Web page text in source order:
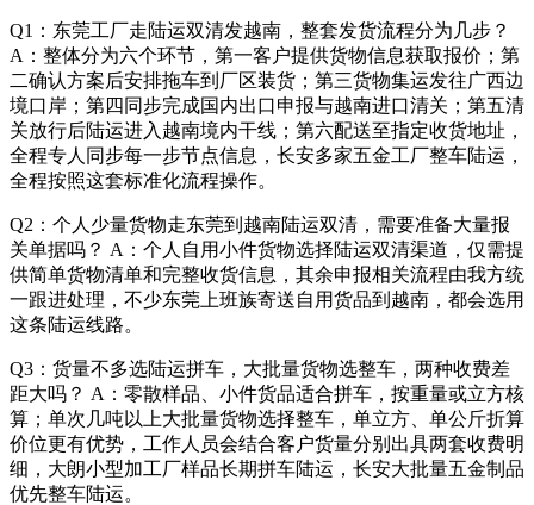
Q1：东莞工厂走陆运双清发越南，整套发货流程分为几步？
A：整体分为六个环节，第一客户提供货物信息获取报价；第
二确认方案后安排拖车到厂区装货；第三货物集运发往广西边
境口岸；第四同步完成国内出口申报与越南进口清关；第五清
关放行后陆运进入越南境内干线；第六配送至指定收货地址，
全程专人同步每一步节点信息，长安多家五金工厂整车陆运，
全程按照这套标准化流程操作。
Q2：个人少量货物走东莞到越南陆运双清，需要准备大量报
关单据吗？ A：个人自用小件货物选择陆运双清渠道，仅需提
供简单货物清单和完整收货信息，其余申报相关流程由我方统
一跟进处理，不少东莞上班族寄送自用货品到越南，都会选用
这条陆运线路。
Q3：货量不多选陆运拼车，大批量货物选整车，两种收费差
距大吗？ A：零散样品、小件货品适合拼车，按重量或立方核
算；单次几吨以上大批量货物选择整车，单立方、单公斤折算
价位更有优势，工作人员会结合客户货量分别出具两套收费明
细，大朗小型加工厂样品长期拼车陆运，长安大批量五金制品
优先整车陆运。